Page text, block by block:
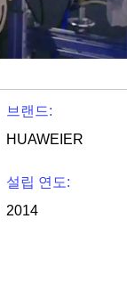
브랜드:
HUAWEIER
설립 연도:
2014